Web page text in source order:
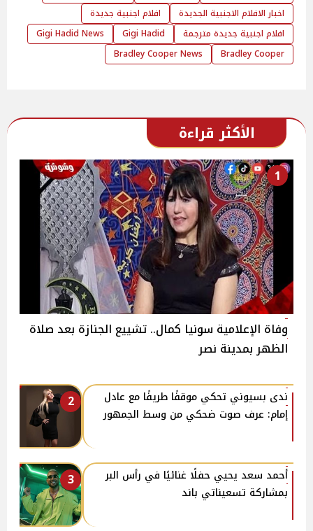
اخبار الافلام الاجنبية الجديدة
افلام اجنبية جديدة
افلام اجنبية جديدة مترجمة
Gigi Hadid
Gigi Hadid News
Bradley Cooper
Bradley Cooper News
الأكثر قراءة
1
وفاة الإعلامية سونيا كمال.. تشييع الجنازة بعد صلاة
الظهر بمدينة نصر
2
​ندى بسيوني تحكي موقفًا طريفًا مع عادل
إمام: عرف صوت ضحكي من وسط الجمهور
3
أحمد سعد يحيي حفلًا غنائيًا في رأس البر
بمشاركة تسعيناتي باند